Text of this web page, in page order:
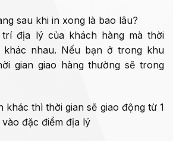
sau khi in xong là bao lâu?
địa lý của khách hàng mà thời
khác nhau. Nếu bạn ở trong khu
gian giao hàng thường sẽ trong
khác thì thời gian sẽ giao động từ 1
đặc điểm địa lý